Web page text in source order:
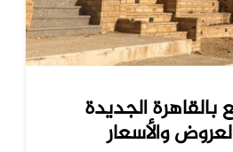
بالقاهرة الجديدة
والأسعار